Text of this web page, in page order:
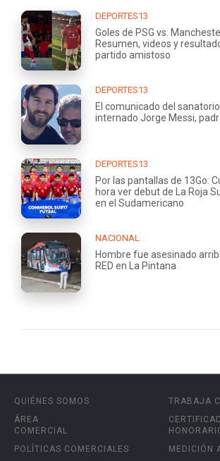
DEPORTES13
Goles de PSG vs.
Resumen, videos y
partido amistoso
DEPORTES13
El comunicado del
internado Jorge Messi,
DEPORTES13
Por las pantallas de 13Go:
hora ver debut de La Roja
en el Sudamericano
NACIONAL
Hombre fue asesinado
RED en La Pintana
QUIÉNES SOMOS
ÁREA
COMERCIAL
POLÍTICAS COMERCIALES
TRABAJA
MEDICIÓN